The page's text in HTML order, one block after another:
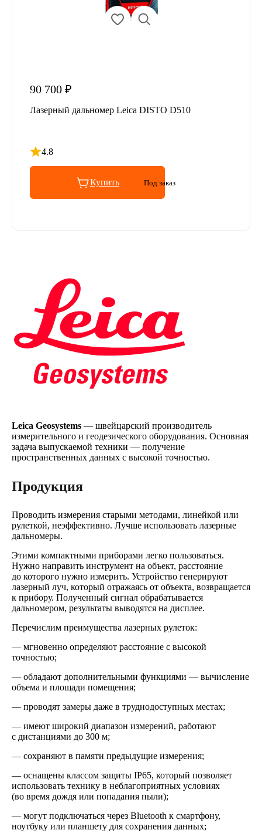
90 700 ₽
Лазерный дальномер Leica DISTO D510
4.8
Рейтинг 4.8 из 5
Купить Под заказ
Leica Geosystems — швейцарский производитель
измерительного и геодезического оборудования. Основная
задача выпускаемой техники — получение
пространственных данных с высокой точностью.
Продукция
Проводить измерения старыми методами, линейкой или
рулеткой, неэффективно. Лучше использовать лазерные
дальномеры.
Этими компактными приборами легко пользоваться.
Нужно направить инструмент на объект, расстояние
до которого нужно измерить. Устройство генерируют
лазерный луч, который отражаясь от объекта, возвращается
к прибору. Полученный сигнал обрабатывается
дальномером, результаты выводятся на дисплее.
Перечислим преимущества лазерных рулеток:
— мгновенно определяют расстояние с высокой
точностью;
— обладают дополнительными функциями — вычисление
объема и площади помещения;
— проводят замеры даже в труднодоступных местах;
— имеют широкий диапазон измерений, работают
с дистанциями до 300 м;
— сохраняют в памяти предыдущие измерения;
— оснащены классом защиты IP65, который позволяет
использовать технику в неблагоприятных условиях
(во время дождя или попадания пыли);
— могут подключаться через Bluetooth к смартфону,
ноутбуку или планшету для сохранения данных;